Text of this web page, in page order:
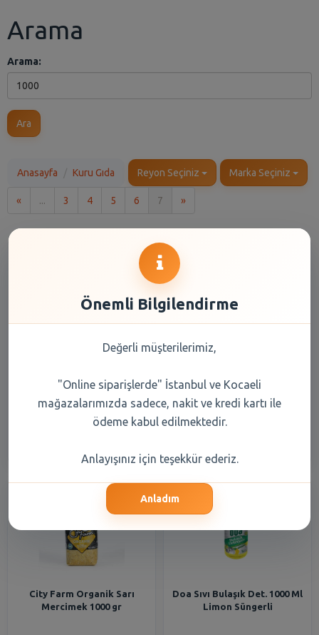
Arama
Arama:
Ara
Anasayfa Kuru Gıda Reyon Seçiniz Marka Seçiniz
« ... 3 4 5 6 7 »Son
Duru Granül Matik Sabun
332,90 TL
Happy Clean Z.Yaglı Sıvı
22,10 TL
City Farm Organik Sarı
Mercimek 1000 gr
Doa Sıvı Bulaşık Det. 1000 Ml
Limon Süngerli
Önemli Bilgilendirme
Değerli müşterilerimiz,
"Online siparişlerde" İstanbul ve Kocaeli
mağazalarımızda sadece, nakit ve kredi kartı ile
ödeme kabul edilmektedir.
Anlayışınız için teşekkür ederiz.
Anladım